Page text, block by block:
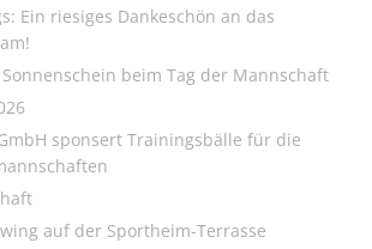
Ein riesiges Dankeschön an das
beim Tag der Mannschaft
sponsert Trainingsbälle für die
auf der Sportheim-Terrasse